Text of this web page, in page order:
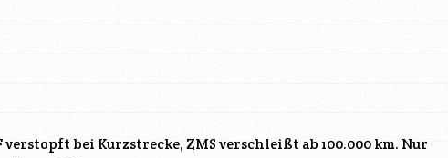
bei Kurzstrecke, ZMS verschleißt ab 100.000 km. Nur